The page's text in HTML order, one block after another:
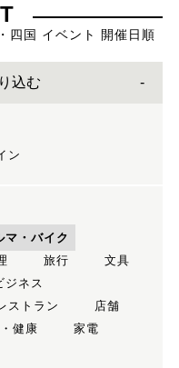
四国 イベント 開催日順
込む
ン
マ・バイク
旅行
文具
ジネス
ストラン
店舗
健康
家電